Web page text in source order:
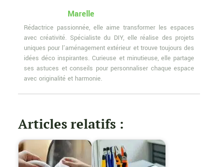
Marelle
Rédactrice passionnée, elle aime transformer les espaces
avec créativité. Spécialiste du DIY, elle réalise des projets
uniques pour l'aménagement extérieur et trouve toujours des
idées déco inspirantes. Curieuse et minutieuse, elle partage
ses astuces et conseils pour personnaliser chaque espace
avec originalité et harmonie.
Articles relatifs :